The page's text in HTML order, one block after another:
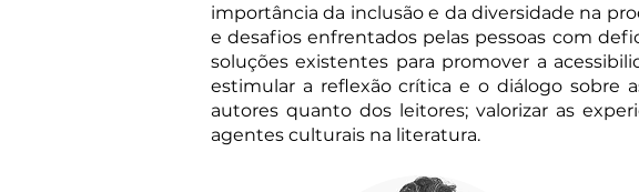
importância da inclusão e da diversidade na
e desafios enfrentados pelas pessoas com
soluções existentes para promover a
estimular a reflexão crítica e o diálogo sobre
autores quanto dos leitores; valorizar as
agentes culturais na literatura.